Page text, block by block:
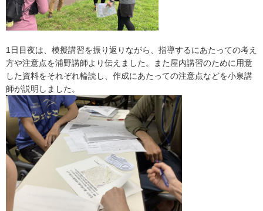
1日目夜は、模擬講習を振り返りながら、指導するにあたっての考え
方や注意点を浦野講師より伝えました。また屋内講習のために用意
した資料をそれぞれ輪読し、作成にあたっての注意点などを小泉講
師が説明しました。